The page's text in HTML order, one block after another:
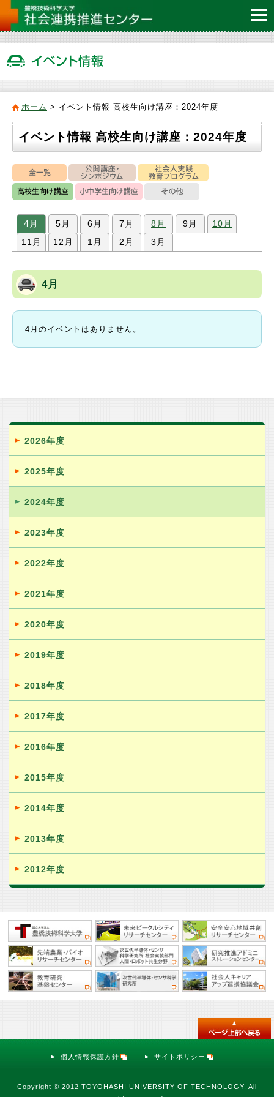
ホーム > イベント情報 高校生向け講座：2024年度
イベント情報 高校生向け講座：2024年度
4月 5月 6月 7月 8月 9月
10月
11月
12月 1月 2月 3月
4月
4月のイベントはありません。
2026年度
2025年度
2024年度
2023年度
2022年度
2021年度
2020年度
2019年度
2018年度
2017年度
2016年度
2015年度
2014年度
2013年度
2012年度
個人情報保護方針 サイトポリシー
Copyright © 2012 TOYOHASHI UNIVERSITY OF TECHNOLOGY. All